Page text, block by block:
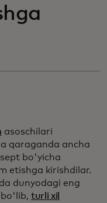
asoschilari
qaraganda ancha
bo'yicha
etishga kirishdilar.
dunyodagi eng
turli xil